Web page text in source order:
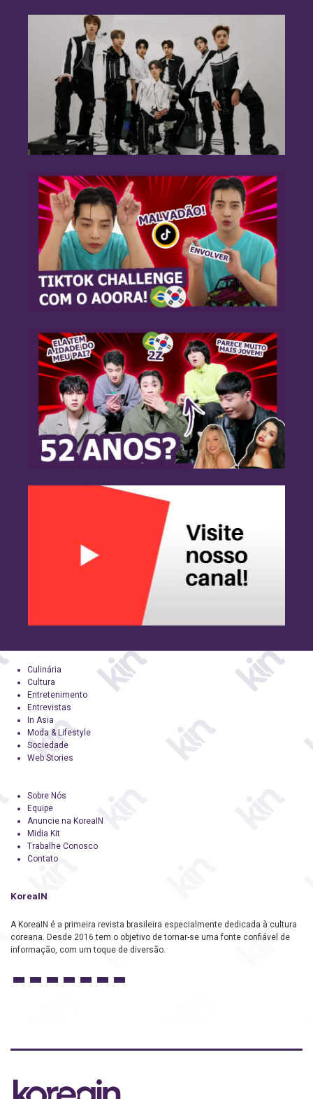
Culinária
Cultura
Entretenimento
Entrevistas
In Asia
Moda & Lifestyle
Sociedade
Web Stories
Sobre Nós
Equipe
Anuncie na KoreaIN
Midia Kit
Trabalhe Conosco
Contato
KoreaIN
A KoreaIN é a primeira revista brasileira especialmente dedicada à cultura
coreana. Desde 2016 tem o objetivo de tornar-se uma fonte confiável de
informação, com um toque de diversão.